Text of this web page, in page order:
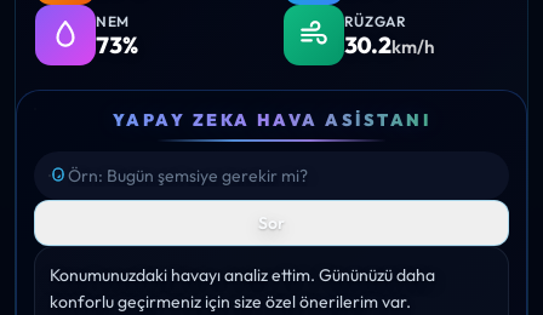
NEM
73%
RÜZGAR
30.2km/h
YAPAY ZEKA HAVA ASISTANI
Sor
Konumunuzdaki havayı analiz ettim. Gününüzü daha
konforlu geçirmeniz için size özel önerilerim var.